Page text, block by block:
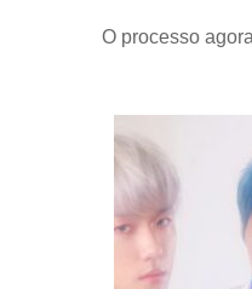
O processo